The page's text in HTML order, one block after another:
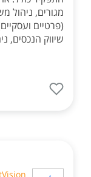
מגורים, ניהול
(פרטיים
שיווק הנכסים,